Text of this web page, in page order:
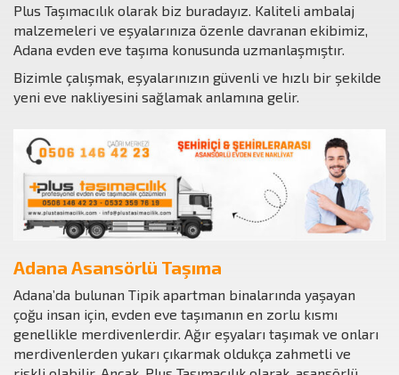
Plus Taşımacılık olarak biz buradayız. Kaliteli ambalaj
malzemeleri ve eşyalarınıza özenle davranan ekibimiz,
Adana evden eve taşıma konusunda uzmanlaşmıştır.
Bizimle çalışmak, eşyalarınızın güvenli ve hızlı bir şekilde
yeni eve nakliyesini sağlamak anlamına gelir.
Adana Asansörlü Taşıma
Adana’da bulunan Tipik apartman binalarında yaşayan
çoğu insan için, evden eve taşımanın en zorlu kısmı
genellikle merdivenlerdir. Ağır eşyaları taşımak ve onları
merdivenlerden yukarı çıkarmak oldukça zahmetli ve